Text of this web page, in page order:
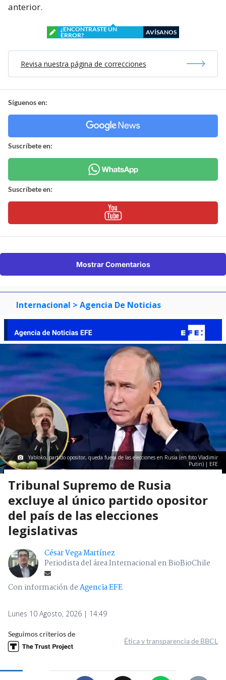
anterior.
¿ENCONTRASTE UN
ERROR?
AVÍSANOS
Revisa nuestra página de correcciones
Síguenos en:
Suscríbete en:
Suscríbete en:
Mostrar Comentarios
Internacional > Agencia De Noticias
Yabloko, partido opositor, queda fuera de las elecciones en Rusia (en foto Vladimir
Putin) | EFE
Tribunal Supremo de Rusia
excluye al único partido opositor
del país de las elecciones
legislativas
César Vega Martínez
Periodista del área Internacional en BioBioChile
Con información deAgencia EFE
Lunes 10 Agosto, 2026 | 14:49
Seguimos criterios de
Ética y transparencia de BBCL